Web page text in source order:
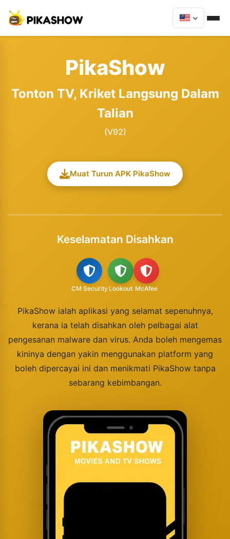
PikaShow
Tonton TV, Kriket Langsung Dalam
Talian
(V92)
Muat Turun APK PikaShow
Keselamatan Disahkan
CM Security Lookout McAfee
PikaShow ialah aplikasi yang selamat sepenuhnya,
kerana ia telah disahkan oleh pelbagai alat
pengesanan malware dan virus. Anda boleh mengemas
kininya dengan yakin menggunakan platform yang
boleh dipercayai ini dan menikmati PikaShow tanpa
sebarang kebimbangan.